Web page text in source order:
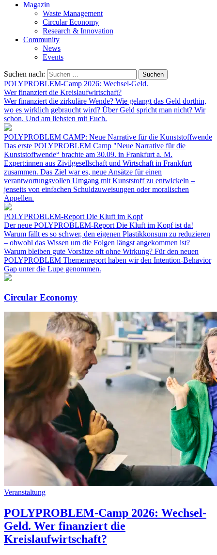
Magazin
Waste Management
Circular Economy
Research & Innovation
Community
News
Events
Suchen nach:
POLYPROBLEM-Camp 2026: Wechsel-Geld.
Wer finanziert die Kreislaufwirtschaft?
Wer finanziert die zirkuläre Wende? Wie gelangt das Geld dorthin,
wo es wirklich gebraucht wird? Über Geld spricht man nicht? Wir
schon. Und am liebsten mit Euch.
POLYPROBLEM CAMP: Neue Narrative für die Kunststoffwende
Das erste POLYPROBLEM Camp "Neue Narrative für die
Kunststoffwende“ brachte am 30.09. in Frankfurt a. M.
Expert:innen aus Zivilgesellschaft und Wirtschaft in Frankfurt
zusammen. Das Ziel war es, neue Ansätze für einen
verantwortungsvollen Umgang mit Kunststoff zu entwickeln –
jenseits von einfachen Schuldzuweisungen oder moralischen
Appellen.
POLYPROBLEM-Report Die Kluft im Kopf
Der neue POLYPROBLEM-Report Die Kluft im Kopf ist da!
Warum fällt es so schwer, den eigenen Plastikkonsum zu reduzieren
– obwohl das Wissen um die Folgen längst angekommen ist?
Warum bleiben gute Vorsätze oft ohne Wirkung? Für den neuen
POLYPROBLEM Themenreport haben wir den Intention-Behavior
Gap unter die Lupe genommen.
Circular Economy
Veranstaltung
POLYPROBLEM-Camp 2026: Wechsel-
Geld. Wer finanziert die
Kreislaufwirtschaft?